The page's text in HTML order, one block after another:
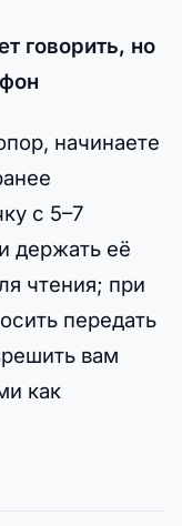
говорить, но
начинаете
с 5–7
держать её
чтения; при
передать
вам
как